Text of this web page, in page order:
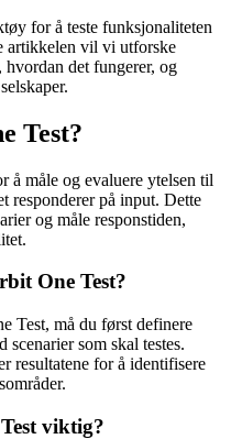
for å teste funksjonaliteten
artikkelen vil vi utforske
det fungerer, og
Test?
å måle og evaluere ytelsen til
responderer på input. Dette
og måle responstiden,
One Test?
Test, må du først definere
scenarier som skal testes.
resultatene for å identifisere
viktig?